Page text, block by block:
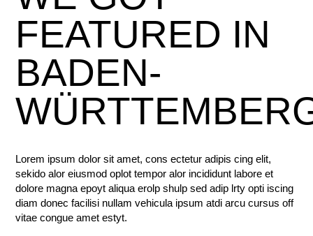
FEATURED IN
BADEN-
Lorem ipsum dolor sit amet, cons ectetur adipis cing elit,
sekido alor eiusmod oplot tempor alor incididunt labore et
dolore magna epoyt aliqua erolp shulp sed adip lrty opti iscing
diam donec facilisi nullam vehicula ipsum atdi arcu cursus off
vitae congue amet estyt.